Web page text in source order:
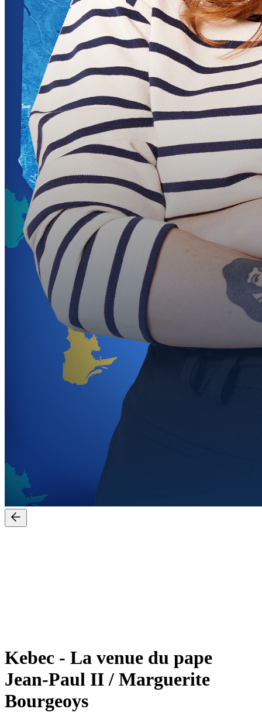
Kebec - La venue du pape
Jean-Paul II / Marguerite
Bourgeoys